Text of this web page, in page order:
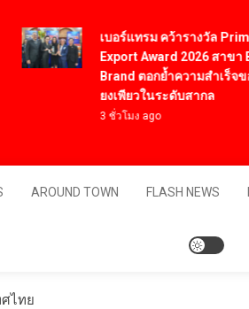
เบอร์แทรม คว้ารางวัล Prime
Export Award 2026 สาขา Best
Brand ตอกย้ำความสำเร็จของแ
ยงเพียวในระดับสากล
3 ชั่วโมง ago
AROUND TOWN FLASH NEWS
ไทย